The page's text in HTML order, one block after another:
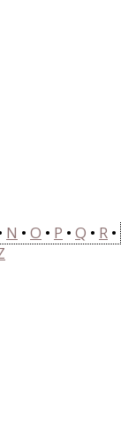
N • O • P • Q • R •